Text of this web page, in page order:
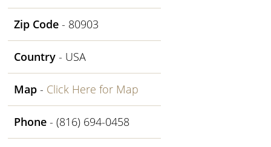
Zip Code - 80903
Country - USA
Map - Click Here for Map
Phone - (816) 694-0458